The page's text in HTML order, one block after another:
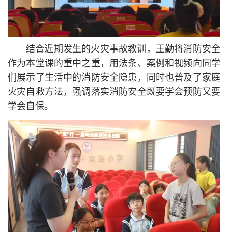
结合近期发生的火灾事故教训，王勤将消防安全
作为本堂课的重中之重，用法条、案例和视频向同学
们展示了生活中的消防安全隐患，同时也普及了家庭
火灾自救方法，强调落实消防安全既要学会预防又要
学会自保。